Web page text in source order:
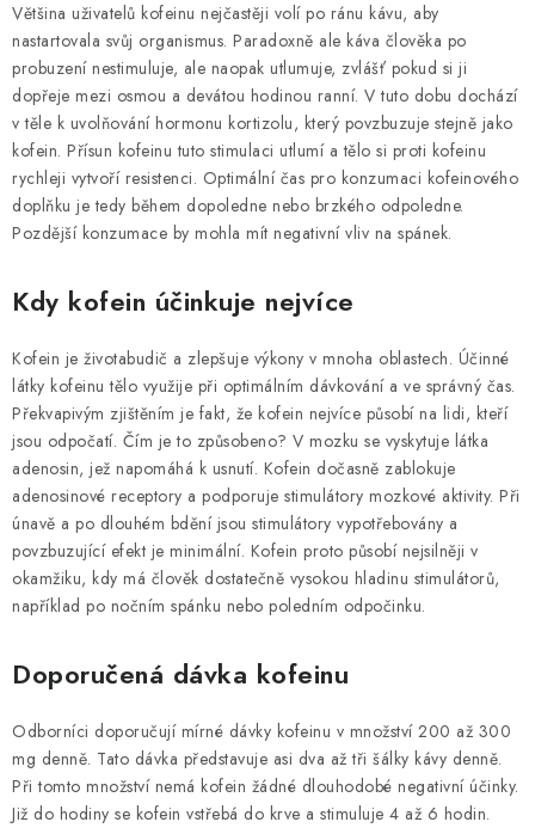
Většina uživatelů kofeinu nejčastěji volí po ránu kávu, aby
nastartovala svůj organismus. Paradoxně ale káva člověka po
probuzení nestimuluje, ale naopak utlumuje, zvlášť pokud si ji
dopřeje mezi osmou a devátou hodinou ranní. V tuto dobu dochází
v těle k uvolňování hormonu kortizolu, který povzbuzuje stejně jako
kofein. Přísun kofeinu tuto stimulaci utlumí a tělo si proti kofeinu
rychleji vytvoří resistenci. Optimální čas pro konzumaci kofeinového
doplňku je tedy během dopoledne nebo brzkého odpoledne.
Pozdější konzumace by mohla mít negativní vliv na spánek.
Kdy kofein účinkuje nejvíce
Kofein je životabudič a zlepšuje výkony v mnoha oblastech. Účinné
látky kofeinu tělo využije při optimálním dávkování a ve správný čas.
Překvapivým zjištěním je fakt, že kofein nejvíce působí na lidi, kteří
jsou odpočatí. Čím je to způsobeno? V mozku se vyskytuje látka
adenosin, jež napomáhá k usnutí. Kofein dočasně zablokuje
adenosinové receptory a podporuje stimulátory mozkové aktivity. Při
únavě a po dlouhém bdění jsou stimulátory vypotřebovány a
povzbuzující efekt je minimální. Kofein proto působí nejsilněji v
okamžiku, kdy má člověk dostatečně vysokou hladinu stimulátorů,
například po nočním spánku nebo poledním odpočinku.
Doporučená dávka kofeinu
Odborníci doporučují mírné dávky kofeinu v množství 200 až 300
mg denně. Tato dávka představuje asi dva až tři šálky kávy denně.
Při tomto množství nemá kofein žádné dlouhodobé negativní účinky.
Již do hodiny se kofein vstřebá do krve a stimuluje 4 až 6 hodin.